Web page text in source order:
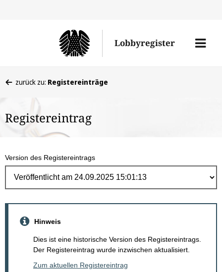
Lobbyregister
Menü
befinden
hier:
zurück zu: Registereinträge
Registereintrag
Version des Registereintrags
Hinweis
Dies ist eine historische Version des Registereintrags.
Der Registereintrag wurde inzwischen aktualisiert.
Zum aktuellen Registereintrag